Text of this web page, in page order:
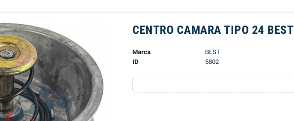
CENTRO CAMARA TIPO 24 BEST
Marca
BEST
ID
5802